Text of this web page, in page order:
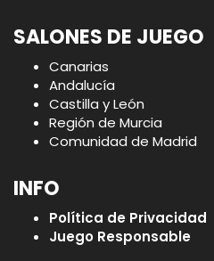
SALONES DE JUEGO
Canarias
Andalucía
Castilla y León
Región de Murcia
Comunidad de Madrid
INFO
Política de Privacidad
Juego Responsable